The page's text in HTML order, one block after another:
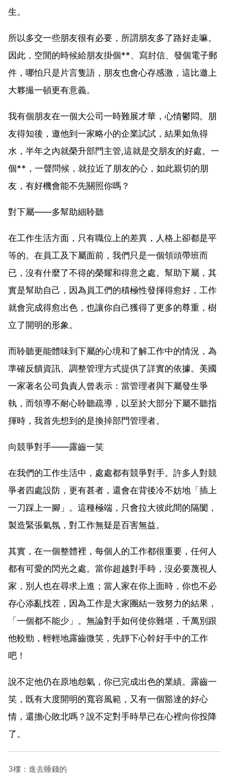
生。
所以多交一些朋友很有必要，所謂朋友多了路好走嘛。
因此，空閒的時候給朋友掛個**、寫封信、發個電子郵
件，哪怕只是片言隻語，朋友也會心存感激，這比邀上
大夥撮一頓更有意義。
我有個朋友在一個大公司一時難展才華，心情鬱悶。朋
友得知後，邀他到一家略小的企業試試，結果如魚得
水，半年之內就榮升部門主管,這就是交朋友的好處。一
個**，一聲問候，就拉近了朋友的心，如此親切的朋
友，有好機會能不先關照你嗎？
對下屬——多幫助細聆聽
在工作生活方面，只有職位上的差異，人格上卻都是平
等的。在員工及下屬面前，我們只是一個領頭帶班而
已，沒有什麼了不得的榮耀和得意之處。幫助下屬，其
實是幫助自己，因為員工們的積極性發揮得愈好，工作
就會完成得愈出色，也讓你自己獲得了更多的尊重，樹
立了開明的形象。
而聆聽更能體味到下屬的心境和了解工作中的情況，為
準確反饋資訊、調整管理方式提供了詳實的依據。美國
一家著名公司負責人曾表示：當管理者與下屬發生爭
執，而領導不耐心聆聽疏導，以至於大部分下屬不聽指
揮時，我首先想到的是換掉部門管理者。
向競爭對手——露齒一笑
在我們的工作生活中，處處都有競爭對手。許多人對競
爭者四處設防，更有甚者，還會在背後冷不妨地「插上
一刀踩上一腳」。這種極端，只會拉大彼此間的隔閡，
製造緊張氣氛，對工作無疑是百害無益。
其實，在一個整體裡，每個人的工作都很重要，任何人
都有可愛的閃光之處。當你超越對手時，沒必要蔑視人
家，別人也在尋求上進；當人家在你上面時，你也不必
存心添亂找茬，因為工作是大家團結一致努力的結果，
「一個都不能少」。無論對手如何使你難堪，千萬別跟
他較勁，輕輕地露齒微笑，先靜下心幹好手中的工作
吧！
說不定他仍在原地怨氣，你已完成出色的業績。露齒一
笑，既有大度開明的寬容風範，又有一個豁達的好心
情，還擔心敗北嗎？說不定對手時早已在心裡向你投降
了。
3樓：進去睡錢的